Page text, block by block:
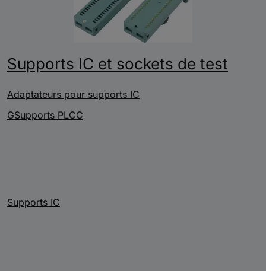
Supports IC et sockets de test
Adaptateurs pour supports IC
GSupports PLCC
Supports IC